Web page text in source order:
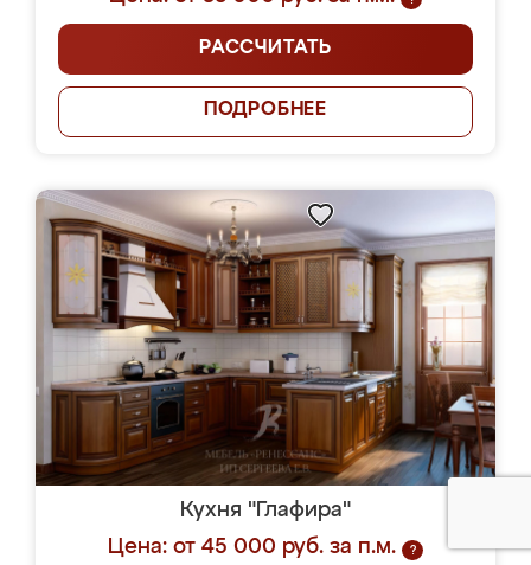
РАССЧИТАТЬ
ПОДРОБНЕЕ
Кухня "Глафира"
Цена: от 45 000 руб. за п.м.
?